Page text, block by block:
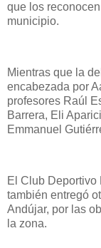
que los
municipio.
Mientras que la
encabezada por
profesores Raúl
Barrera, Eli
Emmanuel
El Club Deportivo
también entregó
Andújar, por las
la zona.